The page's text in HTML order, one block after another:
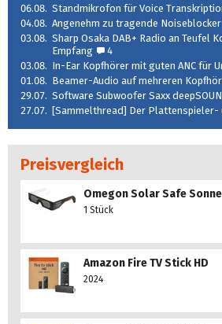
06.08. Standmikrofon für Voice
04.08. Angenehm zu tragende
03.08. Sharp Osaka DAB+ Radio an Teufel
Empfang
4
03.08. In-Ear Kopfhörer mit guten ANC für
01.08. Beamer-Audio auf mehreren
29.07. Software Subwoofer Saxx
27.07. [Sammelthread] Der Plattenspieler-
Preisvergleich
Omegon Solar Safe
1 Stück
Amazon Fire TV Stick HD
2024